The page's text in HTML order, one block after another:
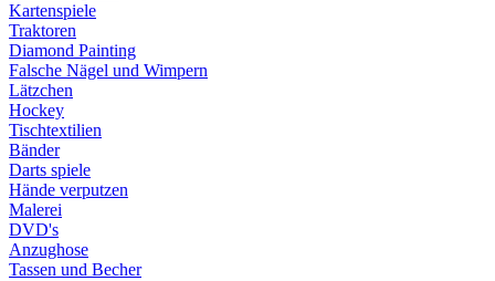
Kartenspiele
Traktoren
Diamond Painting
Falsche Nägel und Wimpern
Lätzchen
Hockey
Tischtextilien
Bänder
Darts spiele
Hände verputzen
Malerei
DVD's
Anzughose
Tassen und Becher